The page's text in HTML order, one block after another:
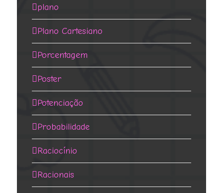
plano
Plano Cartesiano
Porcentagem
Poster
Potenciação
Probabilidade
Raciocínio
Racionais